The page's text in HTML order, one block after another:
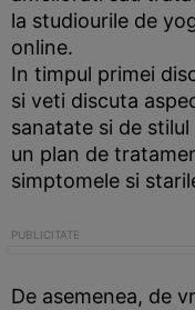
la studiourile de
online.
In timpul primei
si veti discuta
sanatate si de
un plan de
simptomele si
De asemenea, de